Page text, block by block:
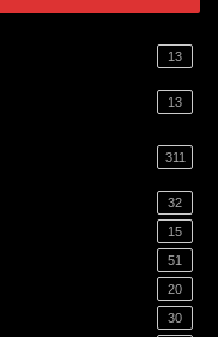
13
13
311
32
15
51
20
30